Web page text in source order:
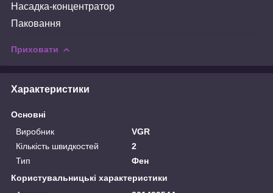
Насадка-концентратор
Паковання
Приховати
Характеристики
Основні
Виробник
VGR
Кількість швидкостей
2
Тип
Фен
Користувальницькі характеристики